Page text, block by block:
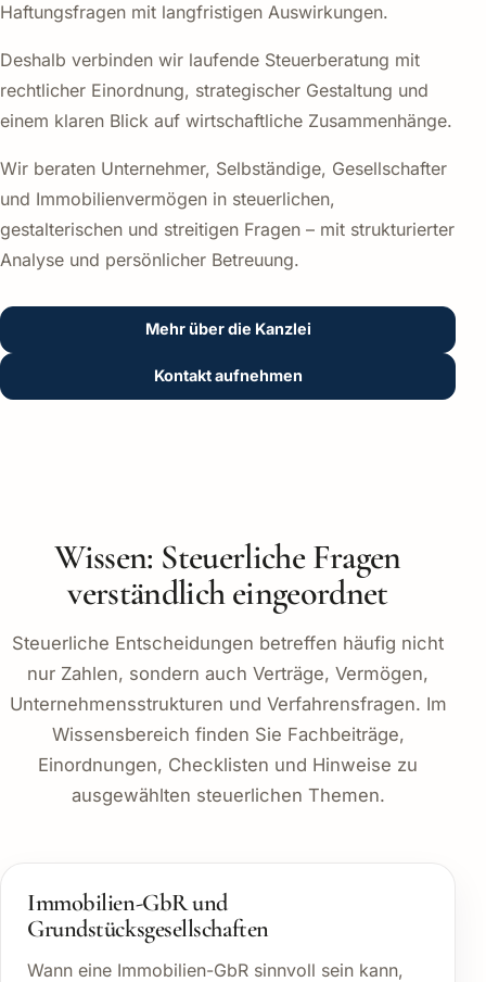
Haftungsfragen mit langfristigen Auswirkungen.
Deshalb verbinden wir laufende Steuerberatung mit
rechtlicher Einordnung, strategischer Gestaltung und
einem klaren Blick auf wirtschaftliche Zusammenhänge.
Wir beraten Unternehmer, Selbständige, Gesellschafter
und Immobilienvermögen in steuerlichen,
gestalterischen und streitigen Fragen – mit strukturierter
Analyse und persönlicher Betreuung.
Mehr über die Kanzlei
Kontakt aufnehmen
Wissen: Steuerliche Fragen
verständlich eingeordnet
Steuerliche Entscheidungen betreffen häufig nicht
nur Zahlen, sondern auch Verträge, Vermögen,
Unternehmensstrukturen und Verfahrensfragen. Im
Wissensbereich finden Sie Fachbeiträge,
Einordnungen, Checklisten und Hinweise zu
ausgewählten steuerlichen Themen.
Immobilien-GbR und
Grundstücksgesellschaften
Wann eine Immobilien-GbR sinnvoll sein kann,